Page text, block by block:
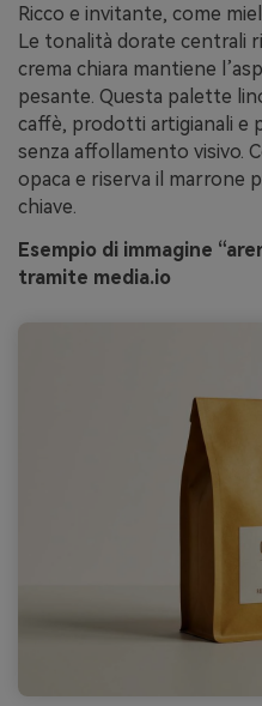
Ricco e invitante, come
Le tonalità dorate centrali
crema chiara mantiene
pesante. Questa palette
caffè, prodotti artigianali e
senza affollamento visivo.
opaca e riserva il marrone
chiave.
Esempio di immagine
tramite media.io